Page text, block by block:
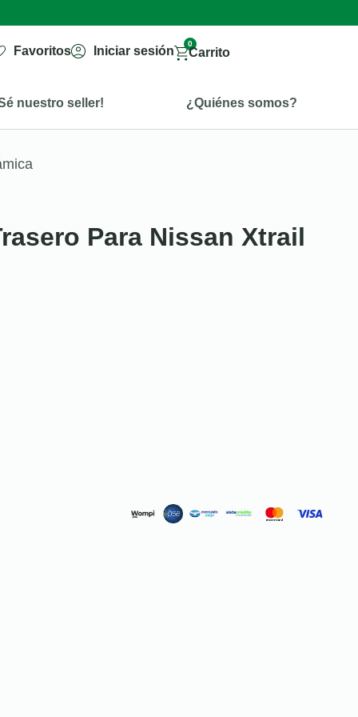
Favoritos Iniciar sesión
0
Carrito
nuestro seller! ¿Quiénes somos?
Para Nissan Xtrail